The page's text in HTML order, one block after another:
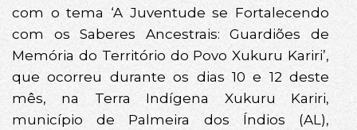
com o tema ‘A Juventude se Fortalecendo
com os Saberes Ancestrais: Guardiões de
Memória do Território do Povo Xukuru Kariri’,
que ocorreu durante os dias 10 e 12 deste
mês, na Terra Indígena Xukuru Kariri,
município de Palmeira dos Índios (AL),